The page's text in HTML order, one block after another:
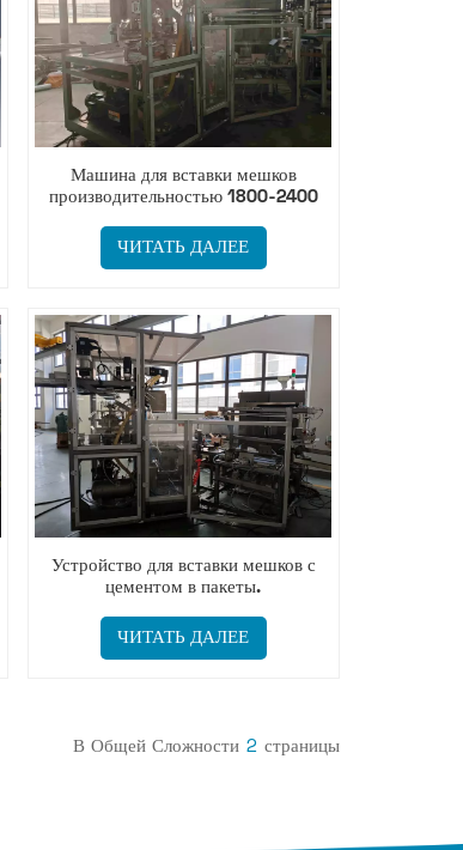
Машина для вставки мешков
производительностью 1800-2400
ЧИТАТЬ ДАЛЕЕ
Устройство для вставки мешков с
цементом в пакеты.
ЧИТАТЬ ДАЛЕЕ
В Общей Сложности 2 Страницы